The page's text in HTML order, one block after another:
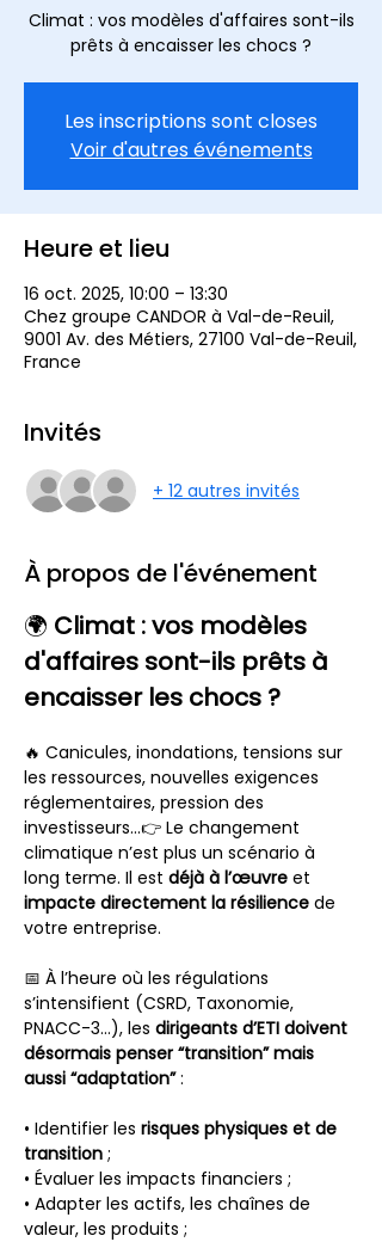
Climat : vos modèles d'affaires sont-ils
prêts à encaisser les chocs ?
Les inscriptions sont closes
Voir d'autres événements
Heure et lieu
16 oct. 2025, 10:00 – 13:30
Chez groupe CANDOR à Val-de-Reuil,
9001 Av. des Métiers, 27100 Val-de-Reuil,
France
Invités
+ 12 autres invités
À propos de l'événement
🌍 Climat : vos modèles
d'affaires sont-ils prêts à
encaisser les chocs ?
🔥 Canicules, inondations, tensions sur
les ressources, nouvelles exigences
réglementaires, pression des
investisseurs…👉 Le changement
climatique n’est plus un scénario à
long terme. Il est déjà à l’œuvre et
impacte directement la résilience de
votre entreprise.
📅 À l’heure où les régulations
s’intensifient (CSRD, Taxonomie,
PNACC-3…), les dirigeants d’ETI doivent
désormais penser “transition” mais
aussi “adaptation” :
• Identifier les risques physiques et de
transition ;
• Évaluer les impacts financiers ;
• Adapter les actifs, les chaînes de
valeur, les produits ;